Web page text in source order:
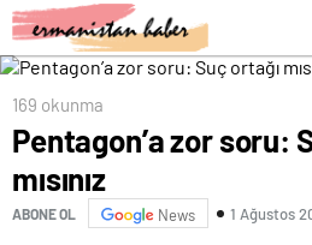
169 okunma
Pentagon’a zor soru:
mısınız
ABONE OL News 1 Ağustos